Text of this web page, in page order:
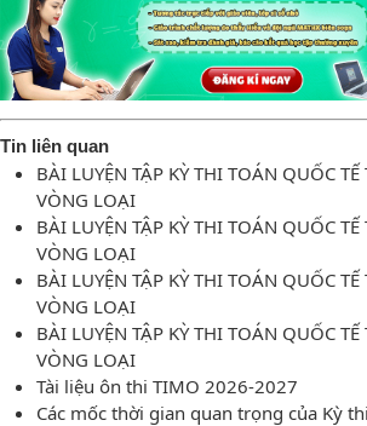
Tin liên quan
BÀI LUYỆN TẬP KỲ THI TOÁN QUỐC
VÒNG LOẠI
BÀI LUYỆN TẬP KỲ THI TOÁN QUỐC
VÒNG LOẠI
BÀI LUYỆN TẬP KỲ THI TOÁN QUỐC
VÒNG LOẠI
BÀI LUYỆN TẬP KỲ THI TOÁN QUỐC
VÒNG LOẠI
Tài liệu ôn thi TIMO 2026-2027
Các mốc thời gian quan trọng của Kỳ